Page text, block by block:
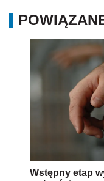
Wstępny etap